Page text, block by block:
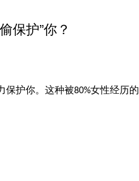
保护”你？
保护你。这种被80%女性经历的